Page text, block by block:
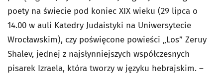
poety na świecie pod koniec XIX wieku (29 lipca o
14.00 w auli Katedry Judaistyki na Uniwersytecie
Wrocławskim), czy poświęcone powieści „Los” Zeruy
Shalev, jednej z najsłynniejszych współczesnych
pisarek Izraela, która tworzy w języku hebrajskim. –